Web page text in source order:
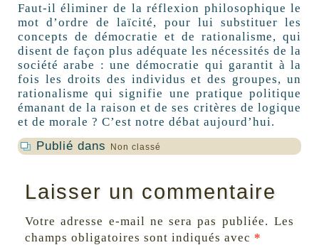
Faut-il éliminer de la réflexion philosophique le
mot d’ordre de laïcité, pour lui substituer les
concepts de démocratie et de rationalisme, qui
disent de façon plus adéquate les nécessités de la
société arabe : une démocratie qui garantit à la
fois les droits des individus et des groupes, un
rationalisme qui signifie une pratique politique
émanant de la raison et de ses critères de logique
et de morale ? C’est notre débat aujourd’hui.
Publié dans
Non classé
Laisser un commentaire
Votre adresse e-mail ne sera pas publiée. Les
champs obligatoires sont indiqués avec *